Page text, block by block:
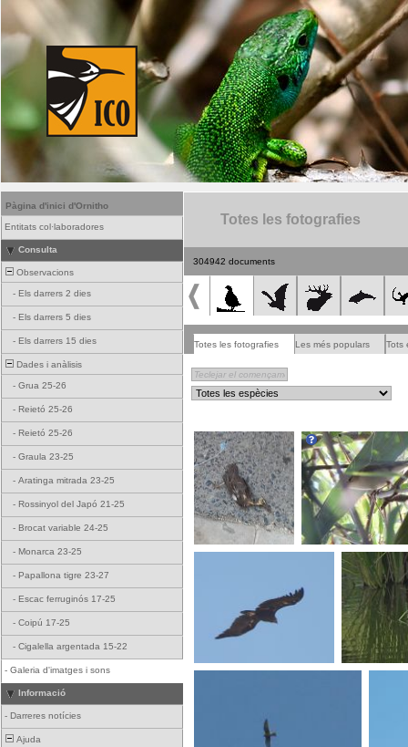
Pàgina d'inici d'Ornitho
Entitats col·laboradores
Consulta
Observacions
- Els darrers 2 dies
- Els darrers 5 dies
- Els darrers 15 dies
Dades i anàlisis
- Grua 25-26
- Reietó 25-26
- Reietó 25-26
- Graula 23-25
- Aratinga mitrada 23-25
- Rossinyol del Japó 21-25
- Brocat variable 24-25
- Monarca 23-25
- Papallona tigre 23-27
- Escac ferruginós 17-25
- Coipú 17-25
- Cigalella argentada 15-22
- Galeria d'imatges i sons
Informació
- Darreres notícies
Ajuda
Totes les fotografies
304942 documents
Totes les fotografies Les més populars Tots